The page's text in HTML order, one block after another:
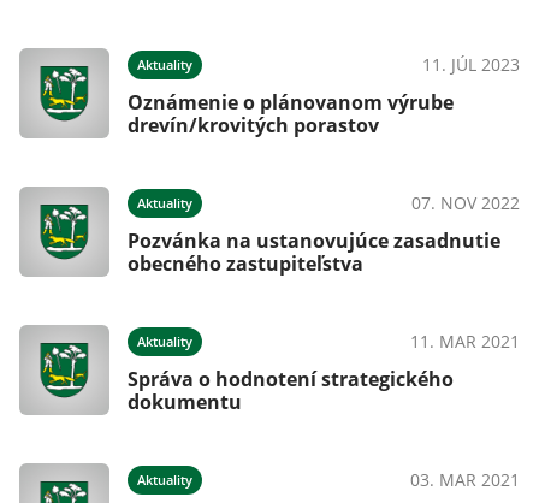
Aktuality 11. JÚL 2023
Oznámenie o plánovanom výrube
drevín/krovitých porastov
Aktuality 07. NOV 2022
Pozvánka na ustanovujúce zasadnutie
obecného zastupiteľstva
Aktuality 11. MAR 2021
Správa o hodnotení strategického
dokumentu
Aktuality 03. MAR 2021